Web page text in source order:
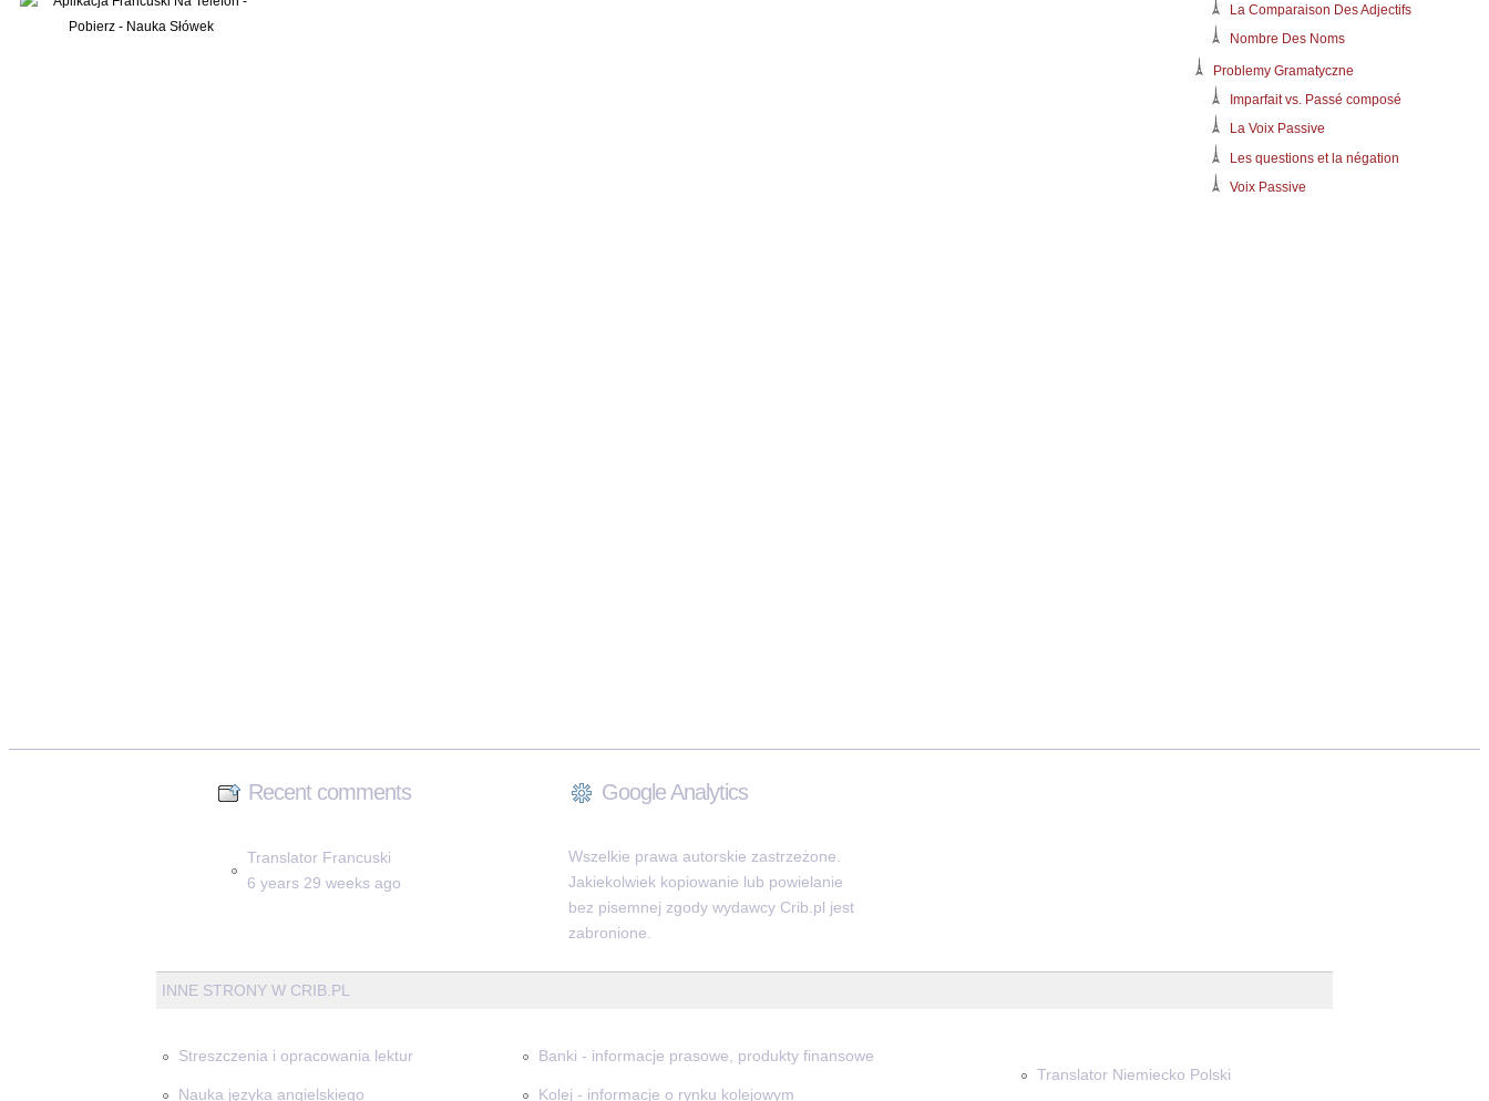
La Comparaison Des Adjectifs
Nombre Des Noms
Problemy Gramatyczne
Imparfait vs. Passé composé
La Voix Passive
Les questions et la négation
Voix Passive
Recent comments
Translator Francuski
6 years 29 weeks ago
Google Analytics
Wszelkie prawa autorskie zastrzeżone.
Jakiekolwiek kopiowanie lub powielanie
bez pisemnej zgody wydawcy Crib.pl jest
zabronione.
INNE STRONY W CRIB.PL
Streszczenia i opracowania lektur
Nauka języka angielskiego
Banki - informacje prasowe, produkty finansowe
Kolej - informacje o rynku kolejowym
Translator Niemiecko Polski